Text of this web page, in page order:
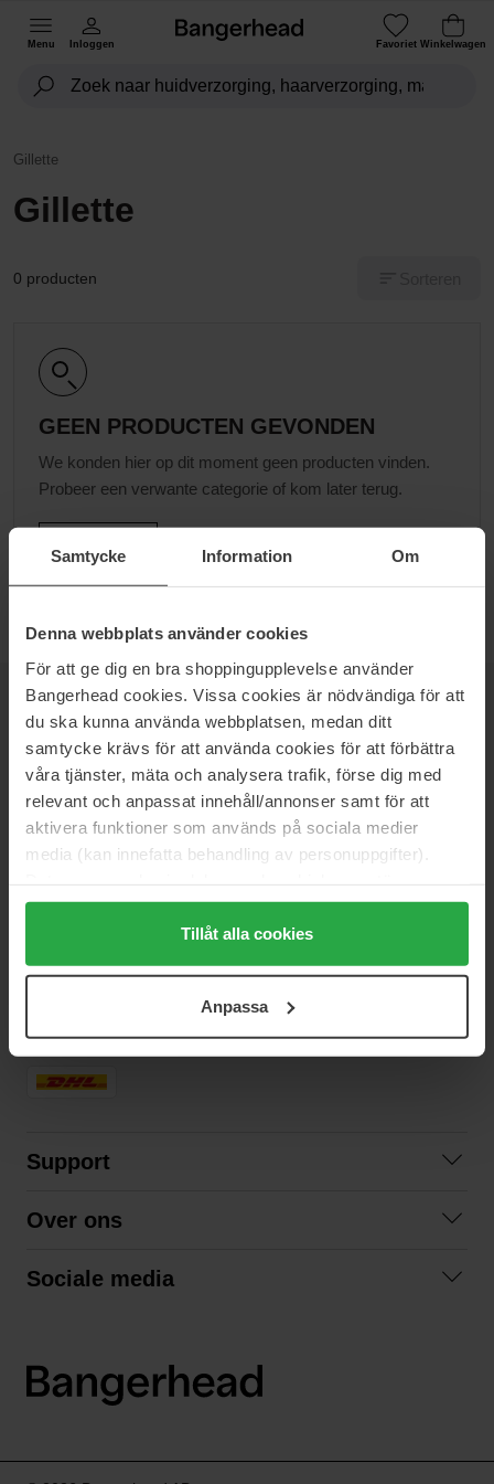
Samtycke Information Om
Denna webbplats använder cookies
För att ge dig en bra shoppingupplevelse använder
Bangerhead cookies. Vissa cookies är nödvändiga för att
du ska kunna använda webbplatsen, medan ditt
samtycke krävs för att använda cookies för att förbättra
våra tjänster, mäta och analysera trafik, förse dig med
relevant och anpassat innehåll/annonser samt för att
aktivera funktioner som används på sociala medier
media (kan innefatta behandling av personuppgifter).
Genom att trycka på "Tillåt alla cookies" accepterar du
alla cookies, medan du under "Detaljer" kan anpassa
användningen av cookies. Du kan när som helst återkalla
samt vår Integritetspolicy.
Tillåt alla cookies
Anpassa
Menu Inloggen Favoriet Winkelwagen
Gillette
Gillette
0 producten
GEEN PRODUCTEN GEVONDEN
We konden hier op dit moment geen producten vinden.
Probeer een verwante categorie of kom later terug.
NIEUWSBRIEF
WEES ALS EERSTE OP DE HOOGTE
Wil je het beste beauty-nieuws direct in je inbox ontvangen?
aanbiedingen!
SNELLE LEVERING
Support
Algemene voorwaarden
Over ons
Sociale media
LinkedIn